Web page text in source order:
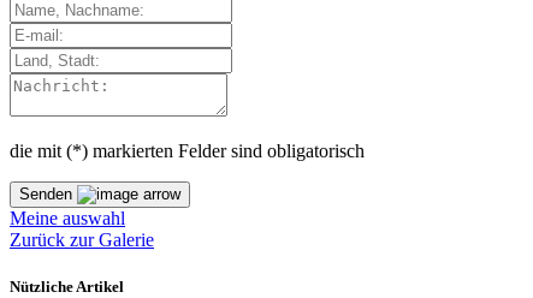
die mit (*) markierten Felder sind obligatorisch
Senden
Meine auswahl
Zurück zur Galerie
Nützliche Artikel